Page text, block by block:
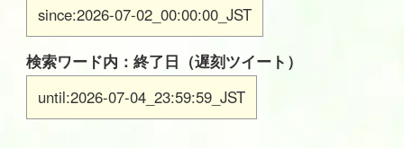
since:2026-07-02_00:00:00_JST
検索ワード内：終了日（遅刻ツイート）
until:2026-07-04_23:59:59_JST